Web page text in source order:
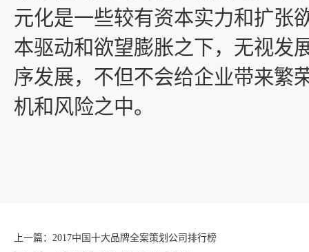
元化是一些较有资本实力和扩张
本驱动和欲望膨胀之下，无视发
序发展，不但不会给企业带来繁
机和风险之中。
上一篇：2017中国十大品牌全案策划公司排行榜